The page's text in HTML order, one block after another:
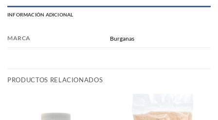
INFORMACIÓN ADICIONAL
MARCA Burganas
PRODUCTOS RELACIONADOS